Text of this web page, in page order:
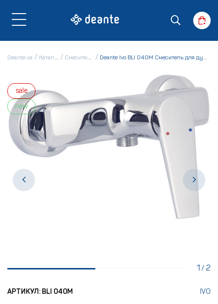
Deante.ua Каталог Смесители Deante Ivo BLI 040M Смеситель для душа
sale
new
1 /2
АРТИКУЛ: BLI 040M IVO